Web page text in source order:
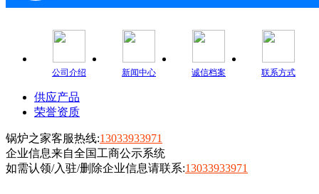
公司介绍 新闻中心 诚信档案 联系方式
供应产品
荣誉资质
锅炉之家客服热线:13033933971
企业信息来自全国工商公示系统
如需认领/入驻/删除企业信息请联系:13033933971